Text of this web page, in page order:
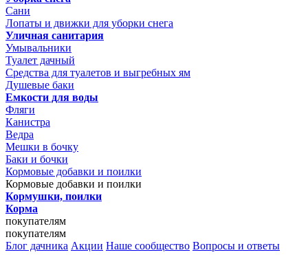
Сани
Лопаты и движки для уборки снега
Уличная санитария
Умывальники
Туалет дачный
Средства для туалетов и выгребных ям
Душевые баки
Емкости для воды
Фляги
Канистра
Ведра
Мешки в бочку
Баки и бочки
Кормовые добавки и поилки
Кормовые добавки и поилки
Кормушки, поилки
Корма
покупателям
покупателям
Блог дачника Акции Наше сообщество Вопросы и ответы